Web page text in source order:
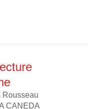
Rousseau
CANEDA